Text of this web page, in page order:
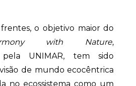
frentes, o objetivo maior do
with Nature,
pela UNIMAR, tem sido
de mundo ecocêntrica
no ecossistema como um